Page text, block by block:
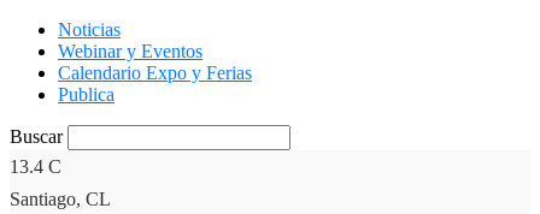
Noticias
Webinar y Eventos
Calendario Expo y Ferias
Publica
Buscar
13.4 C
Santiago, CL